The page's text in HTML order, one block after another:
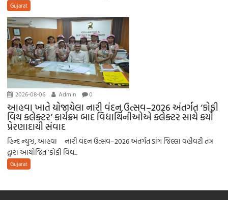
Gujarat
2026-08-06 Admin 0
આહવા ખાતે યોજાયેલા નારી વંદન ઉત્સવ–2026 અંતર્ગત ‘કોફી
વિથ કલેક્ટર’ કાર્યક્રમ બાદ વિદ્યાર્થિનીઓએ કલેક્ટર સાથે કર્યો
પ્રેરણાદાયી સંવાદ
હિન્દ ન્યુઝ, આહવા નારી વંદન ઉત્સવ–2026 અંતર્ગત ડાંગ જિલ્લા વહીવટી તંત્ર
દ્વારા આયોજિત ‘કોફી વિથ...
Gujarat